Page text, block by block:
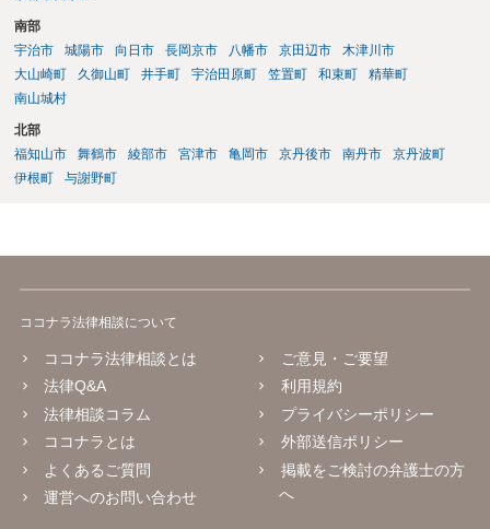
南部
宇治市
城陽市 向日市 長岡京市 八幡市 京田辺市
木津川市
大山崎町
久御山町 井手町 宇治田原町 笠置町 和束町
精華町
南山城村
北部
福知山市
舞鶴市 綾部市 宮津市 亀岡市 京丹後市 南丹市
京丹波町
伊根町
与謝野町
ココナラ法律相談について
ココナラ法律相談とは
法律Q&A
法律相談コラム
ココナラとは
よくあるご質問
運営へのお問い合わせ
ご意見・ご要望
利用規約
プライバシーポリシー
外部送信ポリシー
掲載をご検討の弁護士の方
へ